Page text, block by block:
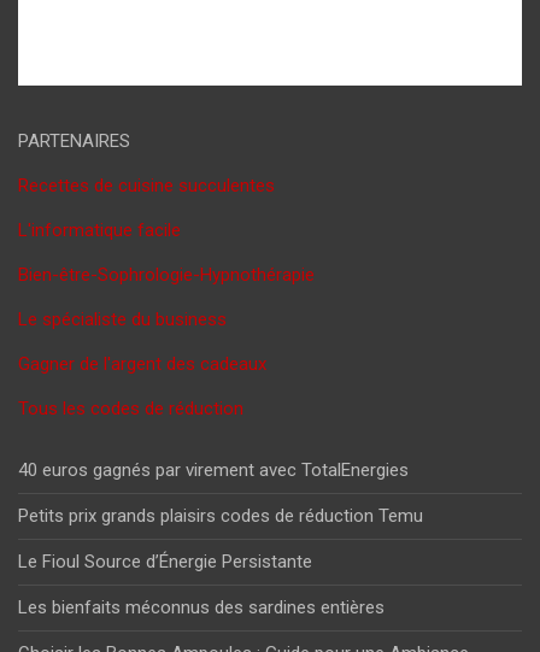
PARTENAIRES
Recettes de cuisine succulentes
L'informatique facile
Bien-être-Sophrologie-Hypnothérapie
Le spécialiste du business
Gagner de l'argent des cadeaux
Tous les codes de réduction
40 euros gagnés par virement avec TotalEnergies
Petits prix grands plaisirs codes de réduction Temu
Le Fioul Source d’Énergie Persistante
Les bienfaits méconnus des sardines entières